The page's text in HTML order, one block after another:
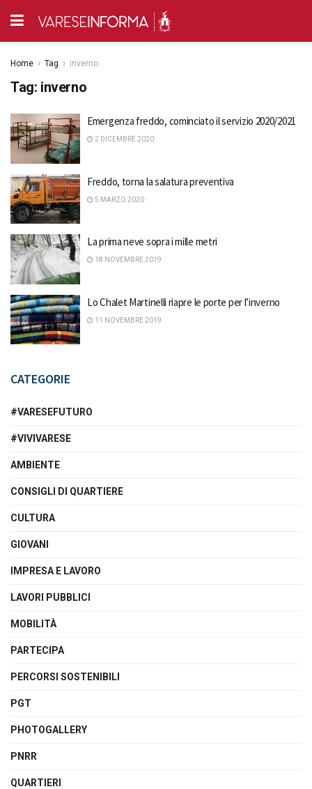
Home Tag inverno
Tag: inverno
Emergenza freddo, cominciato il servizio 2020/2021
2 DICEMBRE 2020
Freddo, torna la salatura preventiva
5 MARZO 2020
La prima neve sopra i mille metri
18 NOVEMBRE 2019
Lo Chalet Martinelli riapre le porte per l’inverno
11 NOVEMBRE 2019
CATEGORIE
#VARESEFUTURO
#VIVIVARESE
AMBIENTE
CONSIGLI DI QUARTIERE
CULTURA
GIOVANI
IMPRESA E LAVORO
LAVORI PUBBLICI
MOBILITÀ
PARTECIPA
PERCORSI SOSTENIBILI
PGT
PHOTOGALLERY
PNRR
QUARTIERI